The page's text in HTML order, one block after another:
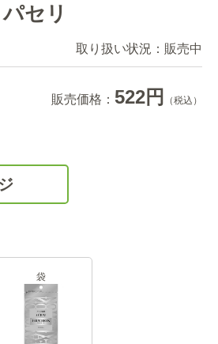
セリ
取り扱い状況： 販売中
販売価格： 522円 （税込）
袋